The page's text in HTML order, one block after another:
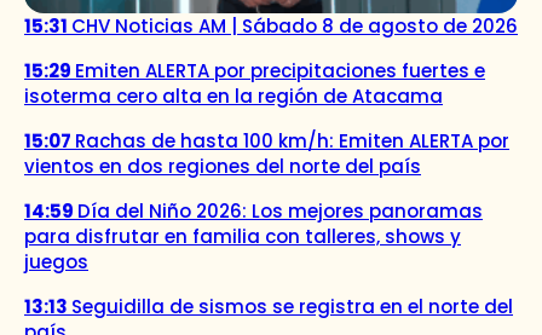
15:31 CHV Noticias AM | Sábado 8 de agosto de 2026
15:29 Emiten ALERTA por precipitaciones fuertes e
isoterma cero alta en la región de Atacama
15:07 Rachas de hasta 100 km/h: Emiten ALERTA por
vientos en dos regiones del norte del país
14:59 Día del Niño 2026: Los mejores panoramas
para disfrutar en familia con talleres, shows y
juegos
13:13 Seguidilla de sismos se registra en el norte del